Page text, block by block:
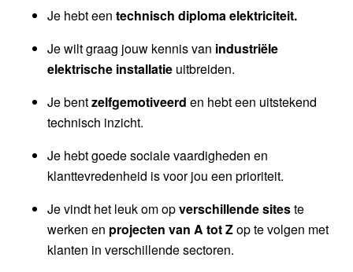
Je hebt een technisch diploma elektriciteit.
Je wilt graag jouw kennis van industriële
elektrische installatie uitbreiden.
Je bentzelfgemotiveerd en hebt een uitstekend
technisch inzicht.
Je hebt goede sociale vaardigheden en
klanttevredenheid is voor jou een prioriteit.
Je vindt het leuk om opverschillende siteste
werken en projecten van A tot Zop te volgen met
klanten in verschillende sectoren.